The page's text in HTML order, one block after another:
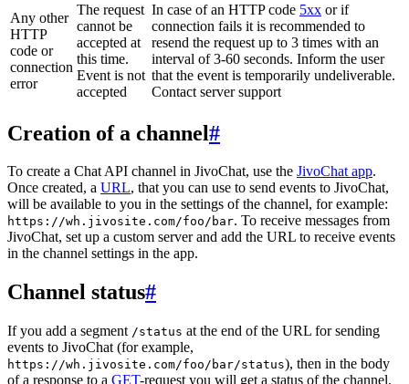
Any other
HTTP
code or
connection
error
The request
cannot be
accepted at
this time.
Event is not
accepted
In case of an HTTP code 5xx or if
connection fails it is recommended to
resend the request up to 3 times with an
interval of 3-60 seconds. Inform the user
that the event is temporarily undeliverable.
Contact server support
Creation of a channel#
To create a Chat API channel in JivoChat, use the JivoChat app.
Once created, a URL, that you can use to send events to JivoChat,
will be available to you in the settings of the channel, for example:
https://wh.jivosite.com/foo/bar. To receive messages from
JivoChat, set up a custom server and add the URL to receive events
in the channel settings in the app.
Channel status#
If you add a segment /status at the end of the URL for sending
events to JivoChat (for example,
https://wh.jivosite.com/foo/bar/status), then in the body
of a response to a GET-request you will get a status of the channel,